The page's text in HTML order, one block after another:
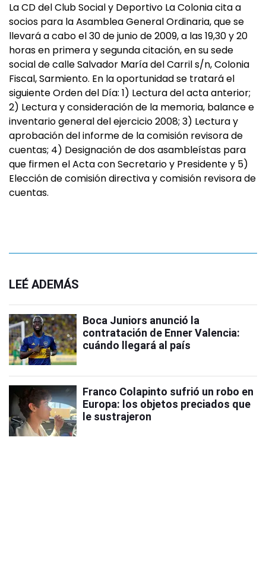
La CD del Club Social y Deportivo La Colonia cita a
socios para la Asamblea General Ordinaria, que se
llevará a cabo el 30 de junio de 2009, a las 19,30 y 20
horas en primera y segunda citación, en su sede
social de calle Salvador María del Carril s/n, Colonia
Fiscal, Sarmiento. En la oportunidad se tratará el
siguiente Orden del Día: 1) Lectura del acta anterior;
2) Lectura y consideración de la memoria, balance e
inventario general del ejercicio 2008; 3) Lectura y
aprobación del informe de la comisión revisora de
cuentas; 4) Designación de dos asambleístas para
que firmen el Acta con Secretario y Presidente y 5)
Elección de comisión directiva y comisión revisora de
cuentas.
LEÉ ADEMÁS
Boca Juniors anunció la
contratación de Enner Valencia:
cuándo llegará al país
Franco Colapinto sufrió un robo en
Europa: los objetos preciados que
le sustrajeron